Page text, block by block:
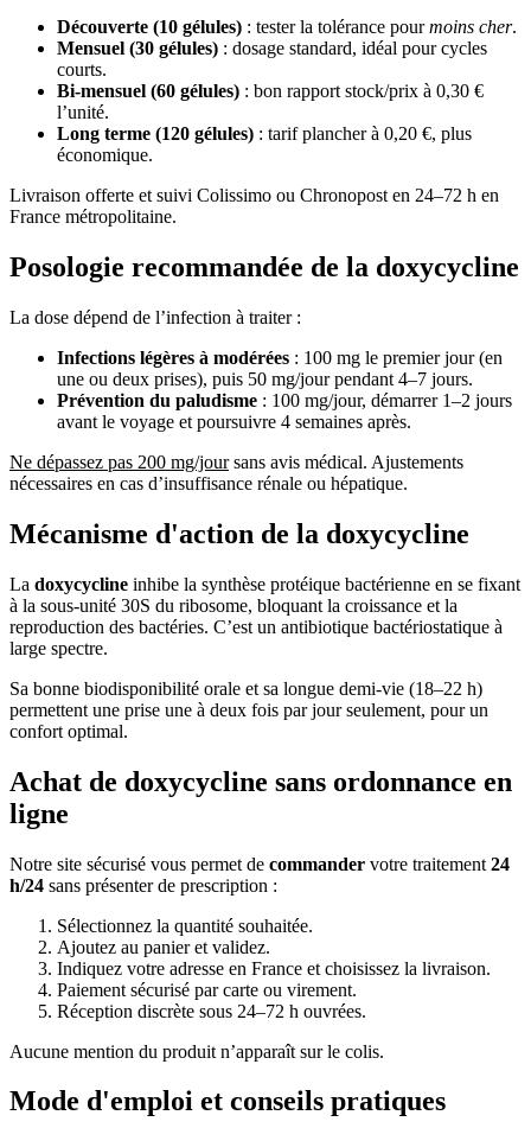
Découverte (10 gélules) : tester la tolérance pourmoins cher.
Mensuel (30 gélules) : dosage standard, idéal pour cycles
courts.
Bi-mensuel (60 gélules) : bon rapport stock/prix à 0,30 €
l’unité.
Long terme (120 gélules) : tarif plancher à 0,20 €, plus
économique.
Livraison offerte et suivi Colissimo ou Chronopost en 24–72 h en
France métropolitaine.
Posologie recommandée de la doxycycline
La dose dépend de l’infection à traiter :
Infections légères à modérées : 100 mg le premier jour (en
une ou deux prises), puis 50 mg/jour pendant 4–7 jours.
Prévention du paludisme : 100 mg/jour, démarrer 1–2 jours
avant le voyage et poursuivre 4 semaines après.
Ne dépassez pas 200 mg/joursans avis médical. Ajustements
nécessaires en cas d’insuffisance rénale ou hépatique.
Mécanisme d'action de la doxycycline
La doxycycline inhibe la synthèse protéique bactérienne en se fixant
à la sous-unité 30S du ribosome, bloquant la croissance et la
reproduction des bactéries. C’est un antibiotique bactériostatique à
large spectre.
Sa bonne biodisponibilité orale et sa longue demi-vie (18–22 h)
permettent une prise une à deux fois par jour seulement, pour un
confort optimal.
Achat de doxycycline sans ordonnance en
ligne
Notre site sécurisé vous permet de commander votre traitement 24
h/24 sans présenter de prescription :
Sélectionnez la quantité souhaitée.
Ajoutez au panier et validez.
Indiquez votre adresse en France et choisissez la livraison.
Paiement sécurisé par carte ou virement.
Réception discrète sous 24–72 h ouvrées.
Aucune mention du produit n’apparaît sur le colis.
Mode d'emploi et conseils pratiques